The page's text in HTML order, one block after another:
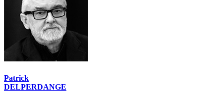
Patrick
DELPERDANGE